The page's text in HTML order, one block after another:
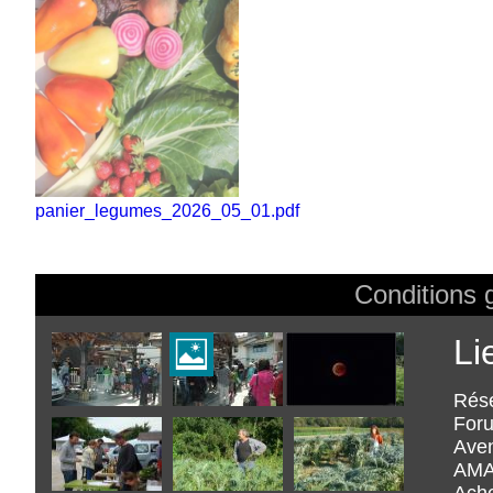
Fichier
panier_legumes_2026_05_01.pdf
Footer
Conditions